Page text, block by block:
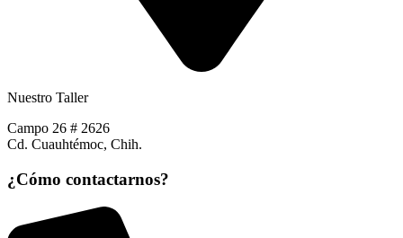
Nuestro Taller
Campo 26 # 2626
Cd. Cuauhtémoc, Chih.
¿Cómo contactarnos?